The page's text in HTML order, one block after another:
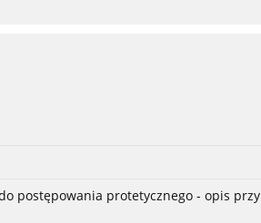
postępowania protetycznego - opis